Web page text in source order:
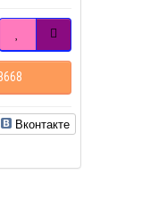
Вконтакте